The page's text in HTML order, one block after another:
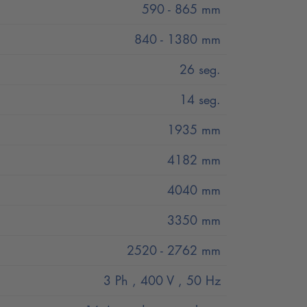
golpeteo durante la elevación y el
somos el único fabricante de
un descenso sensible y permite al
590 - 865 mm
840 - 1380 mm
26 seg.
14 seg.
1935 mm
4182 mm
4040 mm
3350 mm
2520 - 2762 mm
3 Ph , 400 V , 50 Hz